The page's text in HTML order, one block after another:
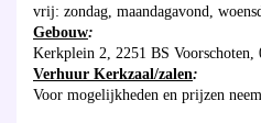
vrij: zondag, maandagavond,
Gebouw:
Kerkplein 2, 2251 BS Voorschoten,
Verhuur Kerkzaal/zalen:
Voor mogelijkheden en prijzen